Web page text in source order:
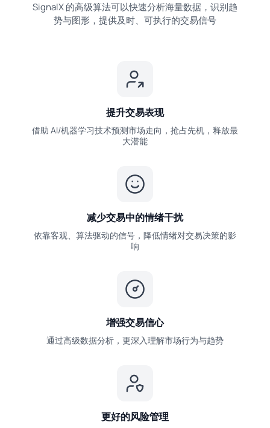
SignalX 的高级算法可以快速分析海量数据，识别趋
势与图形，提供及时、可执行的交易信号
提升交易表现
借助 AI/机器学习技术预测市场走向，抢占先机，释放最
大潜能
减少交易中的情绪干扰
依靠客观、算法驱动的信号，降低情绪对交易决策的影
响
增强交易信心
通过高级数据分析，更深入理解市场行为与趋势
更好的风险管理